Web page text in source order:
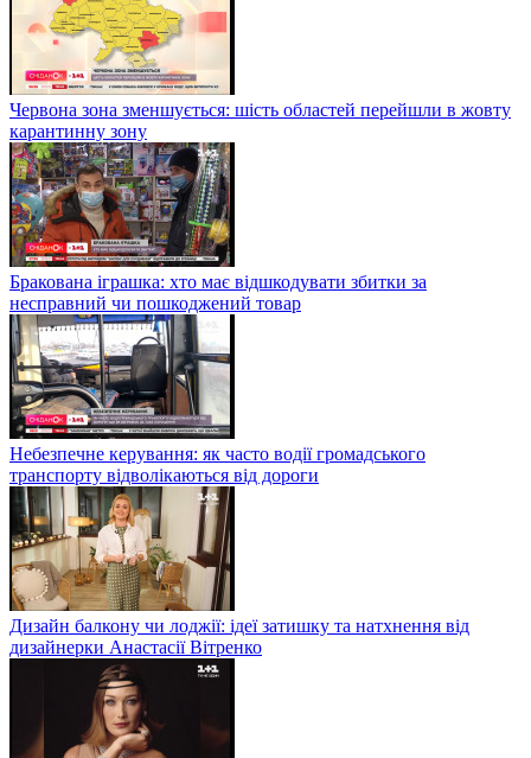
Червона зона зменшується: шість областей перейшли в жовту
карантинну зону
Бракована іграшка: хто має відшкодувати збитки за
несправний чи пошкоджений товар
Небезпечне керування: як часто водії громадського
транспорту відволікаються від дороги
Дизайн балкону чи лоджії: ідеї затишку та натхнення від
дизайнерки Анастасії Вітренко